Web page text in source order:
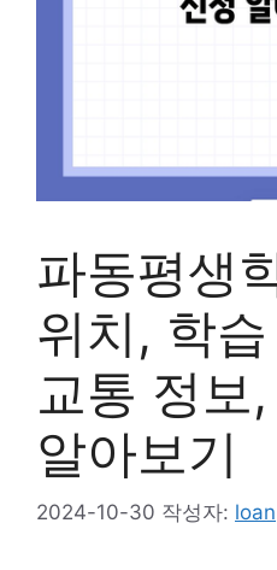
파동평생
위치, 학
교통 정보
알아보기
2024-10-30 작성자: loan